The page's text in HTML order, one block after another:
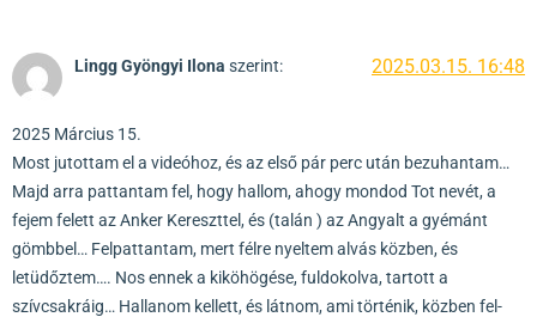
Lingg Gyöngyi Ilona szerint: 2025.03.15. 16:48
2025 Március 15.
Most jutottam el a videóhoz, és az első pár perc után bezuhantam…
Majd arra pattantam fel, hogy hallom, ahogy mondod Tot nevét, a
fejem felett az Anker Kereszttel, és (talán ) az Angyalt a gyémánt
gömbbel… Felpattantam, mert félre nyeltem alvás közben, és
letüdőztem…. Nos ennek a kiköhögése, fuldokolva, tartott a
szívcsakráig… Hallanom kellett, és látnom, ami történik, közben fel-